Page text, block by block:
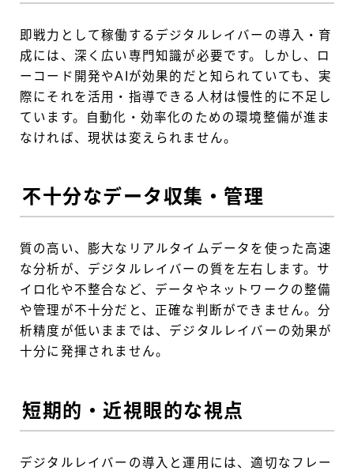
即戦力として稼働するデジタルレイバーの導入・育
成には、深く広い専門知識が必要です。しかし、ロ
ーコード開発やAIが効果的だと知られていても、実
際にそれを活用・指導できる人材は慢性的に不足し
ています。自動化・効率化のための環境整備が進ま
なければ、現状は変えられません。
不十分なデータ収集・管理
質の高い、膨大なリアルタイムデータを使った高速
な分析が、デジタルレイバーの質を左右します。サ
イロ化や不整合など、データやネットワークの整備
や管理が不十分だと、正確な判断ができません。分
析精度が低いままでは、デジタルレイバーの効果が
十分に発揮されません。
短期的・近視眼的な視点
デジタルレイバーの導入と運用には、適切なフレー